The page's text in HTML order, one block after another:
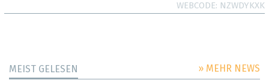
WEBCODE NZWDYKXK
MEIST GELESEN » MEHR NEWS